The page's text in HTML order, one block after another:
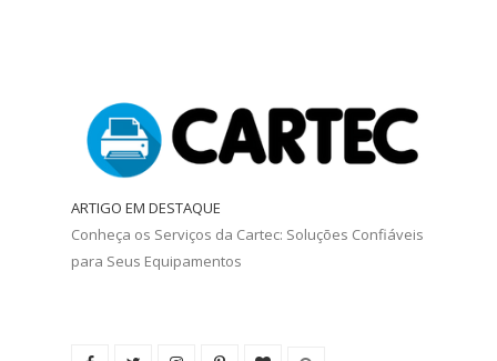
ARTIGO EM DESTAQUE
Conheça os Serviços da Cartec: Soluções Confiáveis
para Seus Equipamentos